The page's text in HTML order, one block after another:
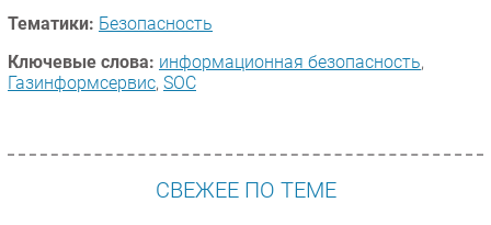
Тематики: Безопасность
Ключевые слова: информационная безопасность,
Газинформсервис, SOC
СВЕЖЕЕ ПО ТЕМЕ